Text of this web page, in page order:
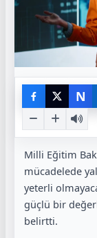
N
Milli Eğitim
mücadelede
yeterli
güçlü bir
belirtti.